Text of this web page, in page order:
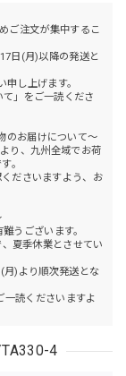
ご注文が集中するこ
日(月)以降の発送と
し上げます。
」をご一読くださ
のお届けについて～
り、九州全域でお荷
。
ださいますよう、お
うございます。
夏季休業とさせてい
)より順次発送とな
一読くださいますよ
4